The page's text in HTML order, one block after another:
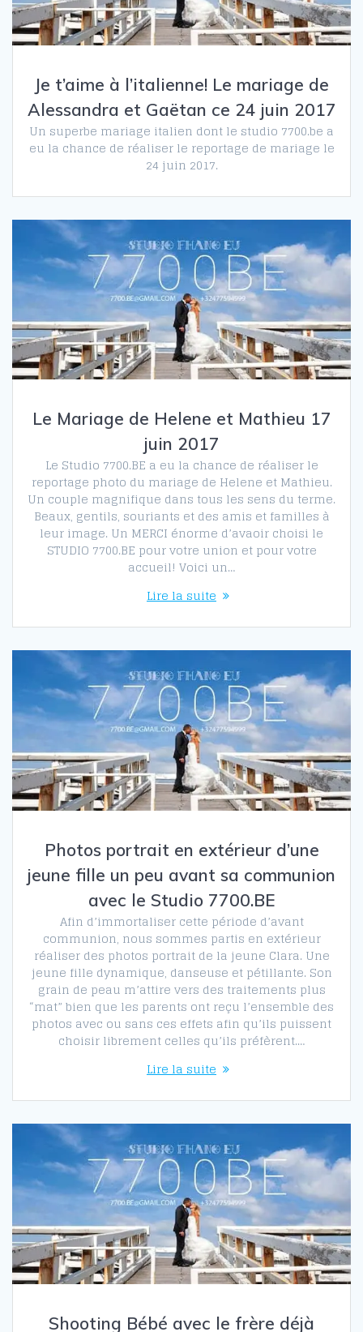
Je t’aime à l’italienne! Le mariage de
Alessandra et Gaëtan ce 24 juin 2017
Un superbe mariage italien dont le studio 7700.be a
eu la chance de réaliser le reportage de mariage le
24 juin 2017.
Le Mariage de Helene et Mathieu 17
juin 2017
Le Studio 7700.BE a eu la chance de réaliser le
reportage photo du mariage de Helene et Mathieu.
Un couple magnifique dans tous les sens du terme.
Beaux, gentils, souriants et des amis et familles à
leur image. Un MERCI énorme d’avaoir choisi le
STUDIO 7700.BE pour votre union et pour votre
accueil! Voici un…
Lire la suite
Photos portrait en extérieur d’une
jeune fille un peu avant sa communion
avec le Studio 7700.BE
Afin d’immortaliser cette période d’avant
communion, nous sommes partis en extérieur
réaliser des photos portrait de la jeune Clara. Une
jeune fille dynamique, danseuse et pétillante. Son
grain de peau m’attire vers des traitements plus
“mat” bien que les parents ont reçu l’ensemble des
photos avec ou sans ces effets afin qu’ils puissent
choisir librement celles qu’ils préfèrent.…
Lire la suite
Shooting Bébé avec le frère déjà